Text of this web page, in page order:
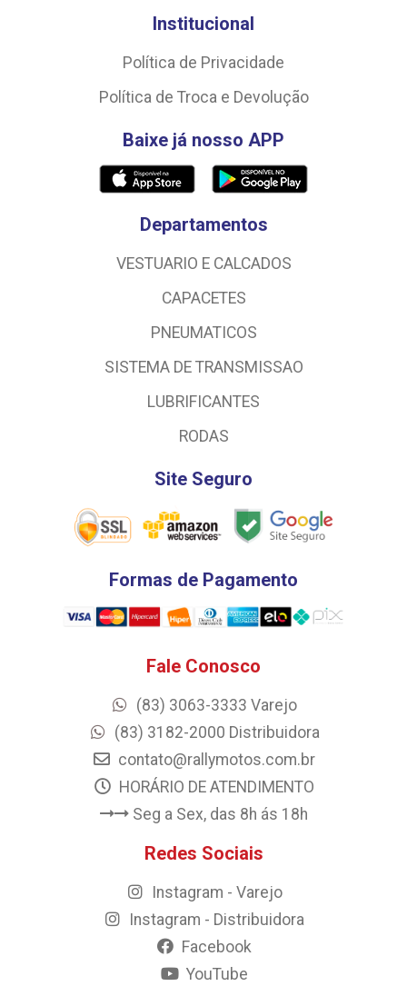
Institucional
Política de Privacidade
Política de Troca e Devolução
Baixe já nosso APP
Departamentos
VESTUARIO E CALCADOS
CAPACETES
PNEUMATICOS
SISTEMA DE TRANSMISSAO
LUBRIFICANTES
RODAS
Site Seguro
Formas de Pagamento
Fale Conosco
(83) 3063-3333 Varejo
(83) 3182-2000 Distribuidora
contato@rallymotos.com.br
HORÁRIO DE ATENDIMENTO
Seg a Sex, das 8h ás 18h
Redes Sociais
Instagram - Varejo
Instagram - Distribuidora
Facebook
YouTube